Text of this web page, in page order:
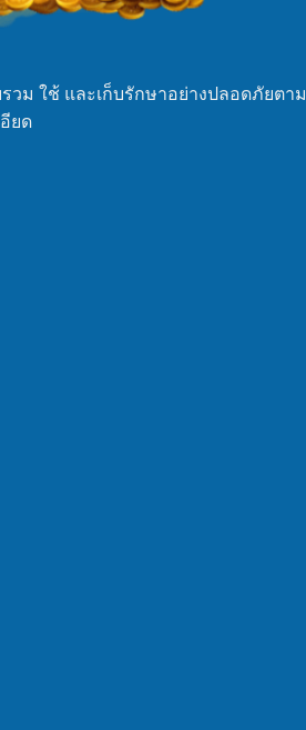
ม ใช้ และเก็บรักษาอย่างปลอดภัยตาม
ยด